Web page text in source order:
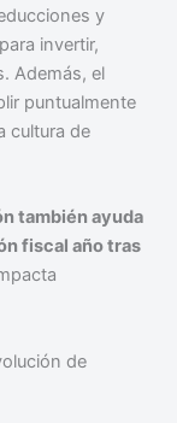
y
invertir,
Además, el
puntualmente
cultura de
también ayuda
fiscal año tras
de